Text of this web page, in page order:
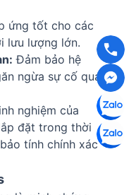
ứng tốt cho các
lưu lượng lớn.
Đảm bảo hệ
ngừa sự cố quá
nghiệm của
đặt trong thời
tính chính xác